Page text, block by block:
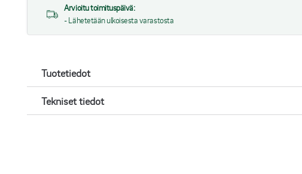
Arvioitu toimituspäivä:
- Lähetetään ulkoisesta varastosta
Tuotetiedot
Tekniset tiedot